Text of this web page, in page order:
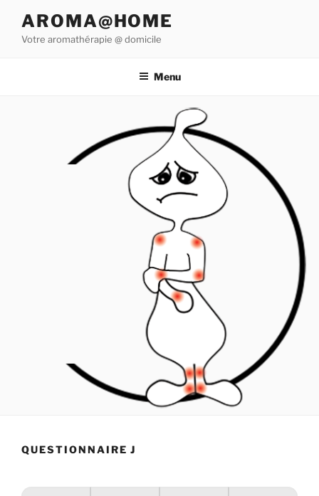
contenu
AROMA@HOME
Votre aromathérapie @ domicile
Menu
QUESTIONNAIRE J